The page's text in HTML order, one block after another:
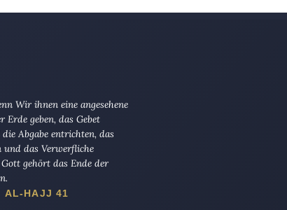
Wir ihnen eine angesehene
Erde geben, das Gebet
Abgabe entrichten, das
und das Verwerfliche
gehört das Ende der
AL-HAJJ 41